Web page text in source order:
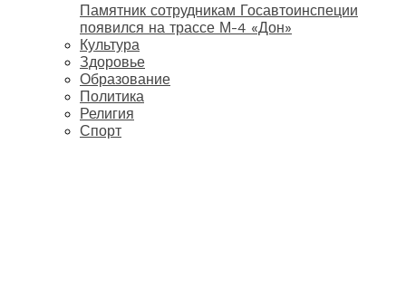
Памятник сотрудникам Госавтоинспеции
появился на трассе М-4 «Дон»
Культура
Здоровье
Образование
Политика
Религия
Спорт